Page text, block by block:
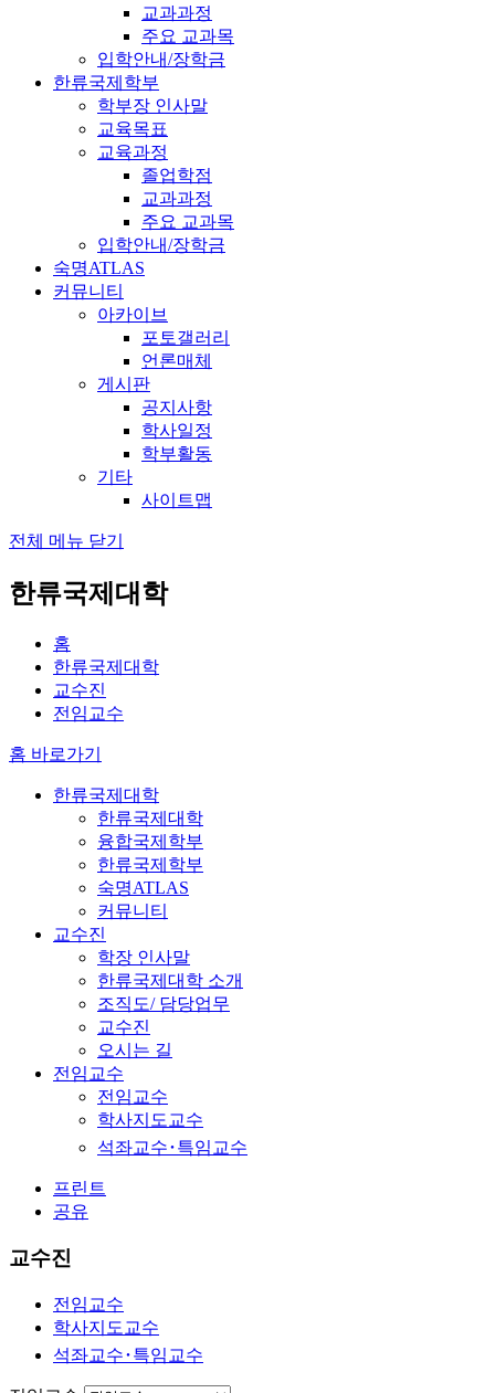
교과과정
주요 교과목
입학안내/장학금
한류국제학부
학부장 인사말
교육목표
교육과정
졸업학점
교과과정
주요 교과목
입학안내/장학금
숙명ATLAS
커뮤니티
아카이브
포토갤러리
언론매체
게시판
공지사항
학사일정
학부활동
기타
사이트맵
전체 메뉴 닫기
한류국제대학
홈
한류국제대학
교수진
전임교수
홈 바로가기
한류국제대학
한류국제대학
융합국제학부
한류국제학부
숙명ATLAS
커뮤니티
교수진
학장 인사말
한류국제대학 소개
조직도/ 담당업무
교수진
오시는 길
전임교수
전임교수
학사지도교수
석좌교수･특임교수
프린트
공유
교수진
전임교수
학사지도교수
석좌교수･특임교수